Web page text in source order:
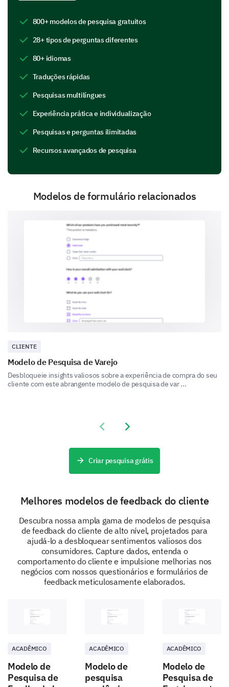
Networking opportunities
Event organization
Diving Deeper into the Event Aspects
Let's explore your thoughts about certain
components of our event even further.
Please provide feedback on the following:
Speaker Delivery
Workshop Content
Networking Opportunities
Event Schedule
Final Reflections and Personal
Information
Just a little bit more - your closing thoughts and basic
information will help us to put your feedback in
Is there a specific topic you would like to see
covered in our future events?
800+ modelos de pesquisa gratuitos
28+ tipos de perguntas diferentes
80+ idiomas
Traduções rápidas
Pesquisas multilíngues
Experiência prática e individualização
Pesquisas e perguntas ilimitadas
Recursos avançados de pesquisa
Modelos de formulário relacionados
CLIENTE
Modelo de Pesquisa de Varejo
Desbloqueie insights valiosos sobre a experiência de compra do seu
cliente com este abrangente modelo de pesquisa de var ...
Previous slide
Next slide
Criar pesquisa grátis
Melhores modelos de feedback do cliente
Descubra nossa ampla gama de modelos de pesquisa
de feedback do cliente de alto nível, projetados para
ajudá-lo a desbloquear sentimentos valiosos dos
consumidores. Capture dados, entenda o
comportamento do cliente e impulsione melhorias nos
negócios com nossos questionários e formulários de
feedback meticulosamente elaborados.
ACADÊMICO
Modelo de
Pesquisa de
ACADÊMICO
Modelo de
pesquisa
ACADÊMICO
Modelo de
Pesquisa de